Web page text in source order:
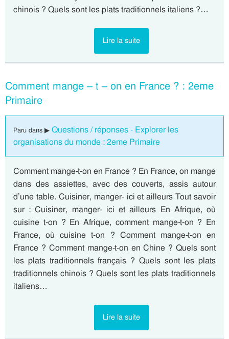
chinois ? Quels sont les plats traditionnels italiens ?…
Lire la suite
Comment mange – t – on en France ? : 2eme
Primaire
Paru dans ▶ Questions / réponses - Explorer les
organisations du monde : 2eme Primaire
Comment mange-t-on en France ? En France, on mange
dans des assiettes, avec des couverts, assis autour
d’une table. Cuisiner, manger- ici et ailleurs Tout savoir
sur : Cuisiner, manger- ici et ailleurs En Afrique, où
cuisine t-on ? En Afrique, comment mange-t-on ? En
France, où cuisine t-on ? Comment mange-t-on en
France ? Comment mange-t-on en Chine ? Quels sont
les plats traditionnels français ? Quels sont les plats
traditionnels chinois ? Quels sont les plats traditionnels
italiens…
Lire la suite